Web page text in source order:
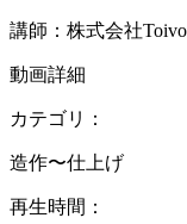
講師：株式会社
動画詳細
カテゴリ：
造作〜仕上げ
再生時間：